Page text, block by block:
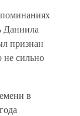
Даниила
признан
не сильно
в